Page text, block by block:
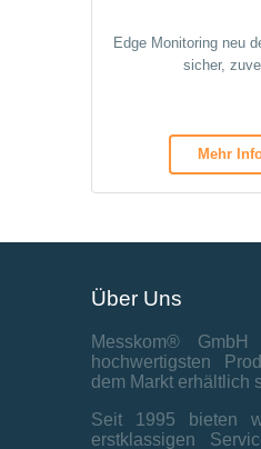
Edge Monitoring neu
sicher,
Mehr
Über Uns
Messkom®
hochwertigsten
dem Markt erhältlich
Seit 1995 bieten
erstklassigen